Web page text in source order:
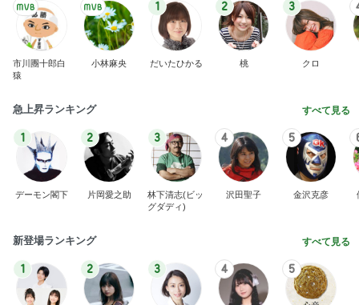
市川團十郎白
猿
小林麻央
1
だいたひかる
2
桃
3
クロ
急上昇ランキング すべて見る
1
デーモン閣下
2
片岡愛之助
3
林下清志(ビッ
グダディ)
4
沢田聖子
5
金沢克彦
新登場ランキング すべて見る
1 2 3 4 5